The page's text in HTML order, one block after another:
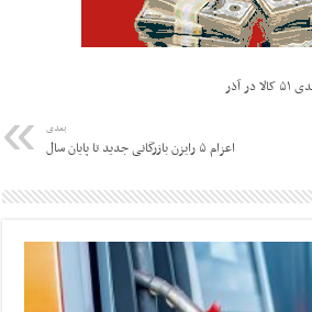
افزایش قیمت ۵۰ تا ۳۷۰ درصدی ۵۱ کالا در آذر
بعدی
اعزام ۵ رایزن بازرگانی جدید تا پایان سال